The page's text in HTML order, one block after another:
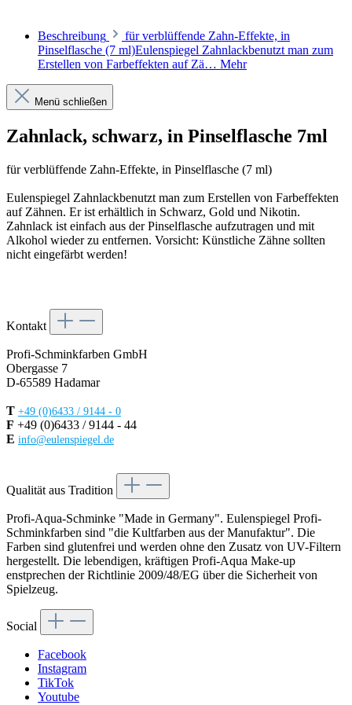
Beschreibung
für verblüffende Zahn-Effekte, in
Pinselflasche (7 ml)Eulenspiegel Zahnlackbenutzt man zum
Erstellen von Farbeffekten auf Zä… Mehr
Menü schließen
Zahnlack, schwarz, in Pinselflasche 7ml
für verblüffende Zahn-Effekte, in Pinselflasche (7 ml)
Eulenspiegel Zahnlackbenutzt man zum Erstellen von Farbeffekten
auf Zähnen. Er ist erhältlich in Schwarz, Gold und Nikotin.
Zahnlack ist einfach aus der Pinselflasche aufzutragen und mit
Alkohol wieder zu entfernen. Vorsicht: Künstliche Zähne sollten
nicht eingefärbt werden!
Kontakt
Profi-Schminkfarben GmbH
Obergasse 7
D-65589 Hadamar
T +49 (0)6433 / 9144 - 0
F +49 (0)6433 / 9144 - 44
E info@eulenspiegel.de
Qualität aus Tradition
Profi-Aqua-Schminke "Made in Germany". Eulenspiegel Profi-
Schminkfarben sind "die Kultfarben aus der Manufaktur". Die
Farben sind glutenfrei und werden ohne den Zusatz von UV-Filtern
hergestellt. Die lebendigen, kräftigen Profi-Aqua Make-up
enstprechen der Richtlinie 2009/48/EG über die Sicherheit von
Spielzeug.
Social
Facebook
Instagram
TikTok
Youtube